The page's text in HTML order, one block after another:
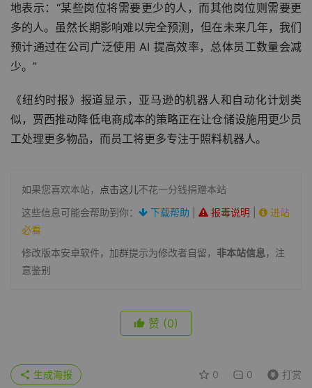
地表示：“某些岗位将需要更少的人，而其他岗位则需要更
多的人。虽然长期影响难以完全预测，但在未来几年，我们
预计通过在公司广泛使用 AI 提高效率，总体员工数量会减
少。”
《纽约时报》报道显示，亚马逊的机器人和自动化计划类
似，贾西推动降低电商成本的策略正在让仓储设施用更少员
工处理更多物品，而员工将更多专注于照料机器人。
如果您喜欢本站， 点击这儿不花一分钱捐赠本站
这些信息可能会帮助到你：
下载帮助 报毒说明
进站
必看
修改版本安卓软件，加群提示为修改者自留， 非本站信息，注
意鉴别
赞 (0)
0 0 打赏
生成海报